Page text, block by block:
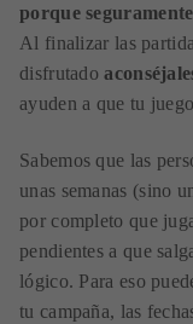
porque
Al finalizar las
disfrutado
ayuden a que tu
Sabemos que las
unas semanas (sino
por completo que
pendientes a que
lógico. Para eso
tu campaña, las